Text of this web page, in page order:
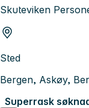
Skuteviken
Sted
Bergen, Askøy,
Superrask